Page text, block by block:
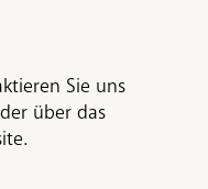
Sie uns
über das